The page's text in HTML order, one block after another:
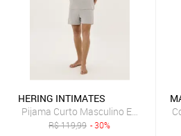
HERING INTIMATES
Pijama Curto Masculino Em Malha
R$119,99 - 30%